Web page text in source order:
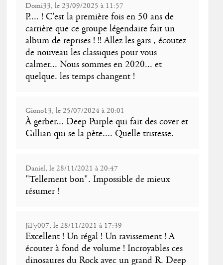
Domi33, le 23/09/2025 à 11:57
P.... ! C'est la première fois en 50 ans de
carrière que ce groupe légendaire fait un
album de reprises ! !! Allez les gars , écoutez
de nouveau les classiques pour vous
calmer... Nous sommes en 2020... et
quelque. les temps changent !
Giono13, le 25/07/2024 à 20:01
À gerber... Deep Purple qui fait des cover et
Gillian qui se la pète.... Quelle tristesse.
Daniel, le 28/11/2021 à 20:47
"Tellement bon". Impossible de mieux
résumer !
JiFy007, le 28/11/2021 à 17:39
Excellent ! Un régal ! Un ravissement ! A
écouter à fond de volume ! Incroyables ces
dinosaures du Rock avec un grand R. Deep